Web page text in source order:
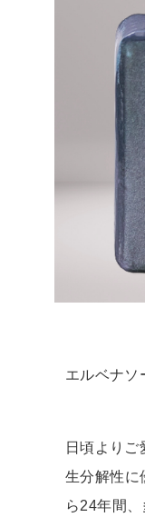
エルベナソ
日頃より
生分解性に
ら24年間